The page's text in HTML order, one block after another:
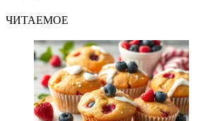
ЧИТАЕМОЕ